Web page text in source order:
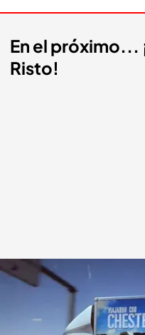
En el próximo...
Risto!
cuatro.com
22 SEP 2014 - 03:25h.